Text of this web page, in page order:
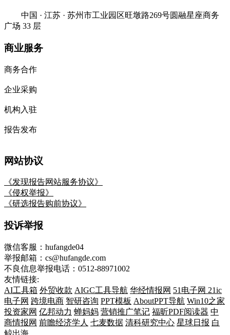
中国 · 江苏 · 苏州市工业园区旺墩路269号圆融星座商务
广场 33 层
商业服务
商务合作
企业采购
机构入驻
报告发布
网站协议
《发现报告网站服务协议》
《侵权举报》
《研选报告购前协议》
投诉举报
微信客服：hufangde04
举报邮箱：cs@hufangde.com
不良信息举报电话：0512-88971002
友情链接:
AI工具箱 外贸收款 AIGC工具导航 华经情报网 51电子网 21ic
电子网 跨境电商 智研咨询 PPT模板 AboutPPT导航 Win10之家
投资家网 亿邦动力 蝉妈妈 营销推广笔记 福昕PDF阅读器 中
商情报网 前瞻经济学人 七麦数据 清科研究中心 星球日报 白
鲸出海